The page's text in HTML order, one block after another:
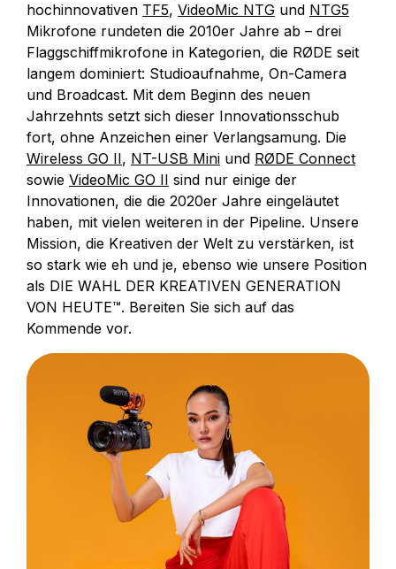
hochinnovativen TF5, VideoMic NTG und NTG5
Mikrofone rundeten die 2010er Jahre ab – drei
Flaggschiffmikrofone in Kategorien, die RØDE seit
langem dominiert: Studioaufnahme, On-Camera
und Broadcast. Mit dem Beginn des neuen
Jahrzehnts setzt sich dieser Innovationsschub
fort, ohne Anzeichen einer Verlangsamung. Die
Wireless GO II, NT-USB Mini und RØDE Connect
sowie VideoMic GO II sind nur einige der
Innovationen, die die 2020er Jahre eingeläutet
haben, mit vielen weiteren in der Pipeline. Unsere
Mission, die Kreativen der Welt zu verstärken, ist
so stark wie eh und je, ebenso wie unsere Position
als DIE WAHL DER KREATIVEN GENERATION
VON HEUTE™. Bereiten Sie sich auf das
Kommende vor.